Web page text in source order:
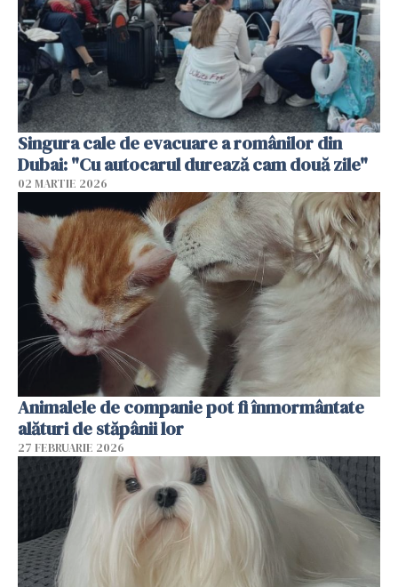
Singura cale de evacuare a românilor din
Dubai: "Cu autocarul durează cam două zile"
02 MARTIE 2026
Animalele de companie pot fi înmormântate
alături de stăpânii lor
27 FEBRUARIE 2026